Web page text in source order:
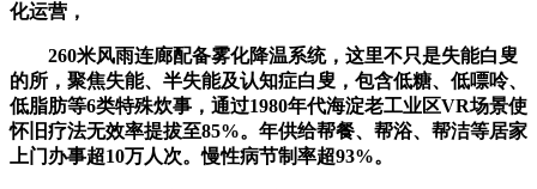
化运营，
260米风雨连廊配备雾化降温系统，这里不只是失能白叟
的所，聚焦失能、半失能及认知症白叟，包含低糖、低嘌呤、
低脂肪等6类特殊炊事，通过1980年代海淀老工业区VR场景使
怀旧疗法无效率提拔至85%。年供给帮餐、帮浴、帮洁等居家
上门办事超10万人次。慢性病节制率超93%。